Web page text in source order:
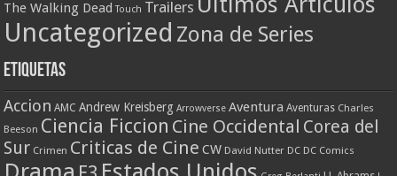
The Walking Dead Touch Trailers
Uncategorized Zona de Series
Etiquetas
Accion AMC Andrew Kreisberg Arrowverse Aventura Aventuras Charles
Beeson Ciencia Ficcion Cine Occidental Corea del
Sur Crimen Criticas de Cine CW David Nutter DC DC Comics